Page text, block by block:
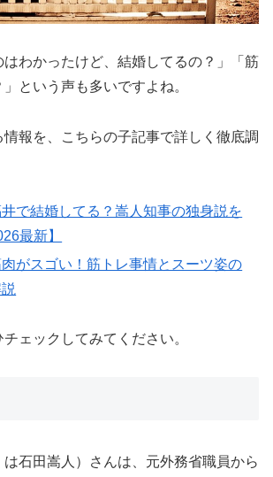
はわかったけど、結婚してるの？」「筋
という声も多いですよね。
報を、こちらの子記事で詳しく徹底調
で結婚してる？嵩人知事の独身説を
最新】
がスゴい！筋トレ事情とスーツ姿の
ェックしてみてください。
石田嵩人）さんは、元外務省職員から